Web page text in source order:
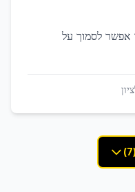
אפשר לסמוך על